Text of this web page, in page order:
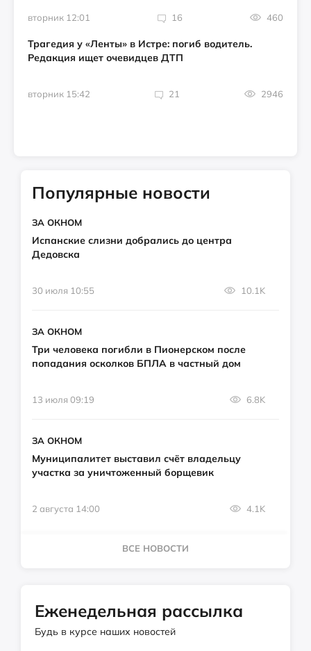
вторник 12:01 16 460
Трагедия у «Ленты» в Истре: погиб водитель.
Редакция ищет очевидцев ДТП
вторник 15:42 21 2946
Популярные новости
ЗА ОКНОМ
Испанские слизни добрались до центра
Дедовска
30 июля 10:55 10.1K
ЗА ОКНОМ
Три человека погибли в Пионерском после
попадания осколков БПЛА в частный дом
13 июля 09:19 6.8K
ЗА ОКНОМ
Муниципалитет выставил счёт владельцу
участка за уничтоженный борщевик
2 августа 14:00 4.1K
ВСЕ НОВОСТИ
Еженедельная рассылка
Будь в курсе наших новостей